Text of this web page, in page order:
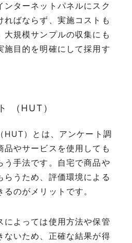
ターネットパネルにスク
ればならず、実施コストも
大規模サンプルの収集にも
施目的を明確にして採用す
（HUT）
HUT）とは、アンケート調
品やサービスを使用しても
う手法です。自宅で商品や
らうため、評価環境による
のがメリットです。
によっては使用方法や保管
ないため、正確な結果が得